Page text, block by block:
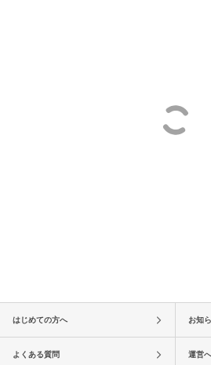
はじめての方へ お知
よくある質問 運営